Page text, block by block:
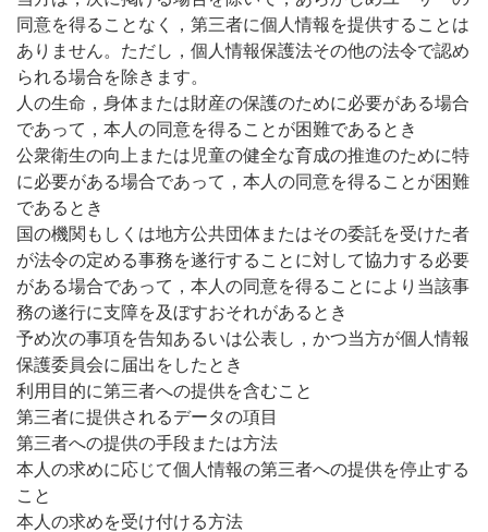
同意を得ることなく，第三者に個人情報を提供することは
ありません。ただし，個人情報保護法その他の法令で認め
られる場合を除きます。
人の生命，身体または財産の保護のために必要がある場合
であって，本人の同意を得ることが困難であるとき
公衆衛生の向上または児童の健全な育成の推進のために特
に必要がある場合であって，本人の同意を得ることが困難
であるとき
国の機関もしくは地方公共団体またはその委託を受けた者
が法令の定める事務を遂行することに対して協力する必要
がある場合であって，本人の同意を得ることにより当該事
務の遂行に支障を及ぼすおそれがあるとき
予め次の事項を告知あるいは公表し，かつ当方が個人情報
保護委員会に届出をしたとき
利用目的に第三者への提供を含むこと
第三者に提供されるデータの項目
第三者への提供の手段または方法
本人の求めに応じて個人情報の第三者への提供を停止する
こと
本人の求めを受け付ける方法